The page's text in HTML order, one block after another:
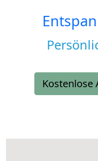
Kostenlose